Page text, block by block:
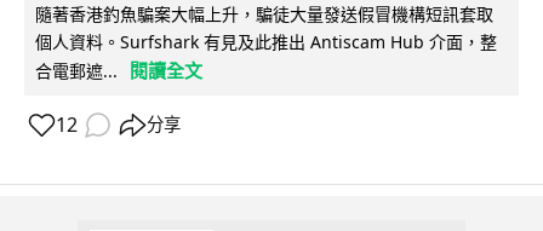
隨著香港釣魚騙案大幅上升，騙徒大量發送假冒機構短訊套取
個人資料。Surfshark 有見及此推出 Antiscam Hub 介面，整
合電郵遮...
閱讀全文
12 分享